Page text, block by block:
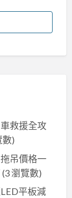
救援全攻
數)
吊價格一
(3 瀏覽數)
平板減